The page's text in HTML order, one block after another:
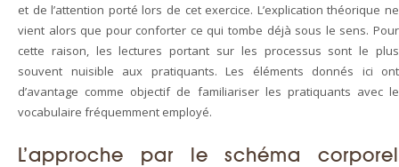
et de l’attention porté lors de cet exercice. L’explication théorique ne
vient alors que pour conforter ce qui tombe déjà sous le sens. Pour
cette raison, les lectures portant sur les processus sont le plus
souvent nuisible aux pratiquants. Les éléments donnés ici ont
d’avantage comme objectif de familiariser les pratiquants avec le
vocabulaire fréquemment employé.
L’approche par le schéma corporel